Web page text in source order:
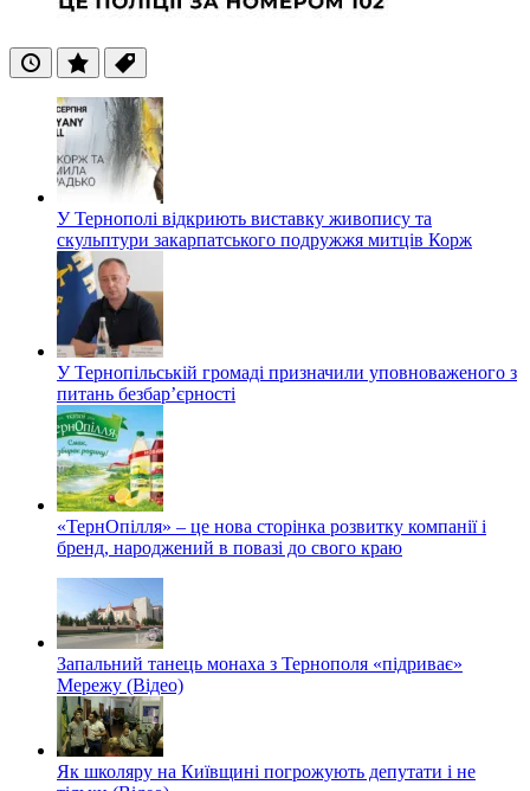
ОстанніПопулярні
Теги
У Тернополі відкриють виставку живопису та
скульптури закарпатського подружжя митців Корж
У Тернопільській громаді призначили уповноваженого з
питань безбар’єрності
«ТернОпілля» – це нова сторінка розвитку компанії і
бренд, народжений в повазі до свого краю
Запальний танець монаха з Тернополя «підриває»
Мережу (Відео)
Як школяру на Київщині погрожують депутати і не